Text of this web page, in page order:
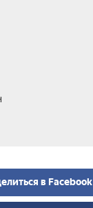
в Facebook